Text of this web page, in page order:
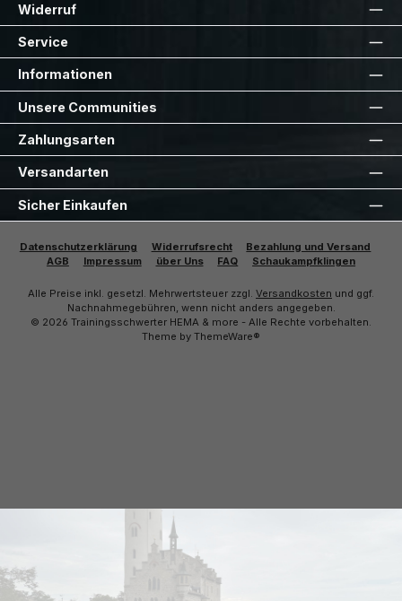
Widerruf
Service
Informationen
Unsere Communities
Zahlungsarten
Versandarten
Sicher Einkaufen
Datenschutzerklärung Widerrufsrecht
Bezahlung und Versand
AGB
Impressum über Uns FAQ Schaukampfklingen
Alle Preise inkl. gesetzl. Mehrwertsteuer zzgl. Versandkosten und ggf.
Nachnahmegebühren, wenn nicht anders angegeben.
© 2026 Trainingsschwerter HEMA & more - Alle Rechte vorbehalten.
Theme by ThemeWare®